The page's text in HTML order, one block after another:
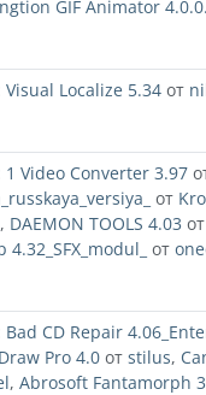
GIF Animator
Visual Localize 5.34 от
1 Video Converter 3.97
от
, DAEMON TOOLS 4.03 от
4.32_SFX_modul_ от
Bad CD Repair
Pro 4.0 от stilus,
, Abrosoft Fantamorph